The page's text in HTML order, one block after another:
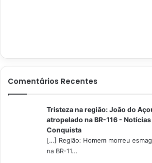
Comentários Recentes
Tristeza na região: João do
atropelado na BR-116 -
Conquista
[…] Região: Homem morreu
na BR-11...